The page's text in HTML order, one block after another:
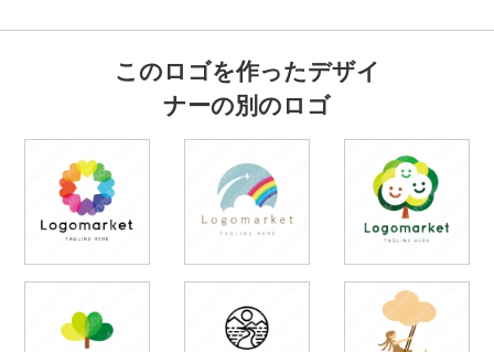
このロゴを作ったデザイ
ナーの別のロゴ